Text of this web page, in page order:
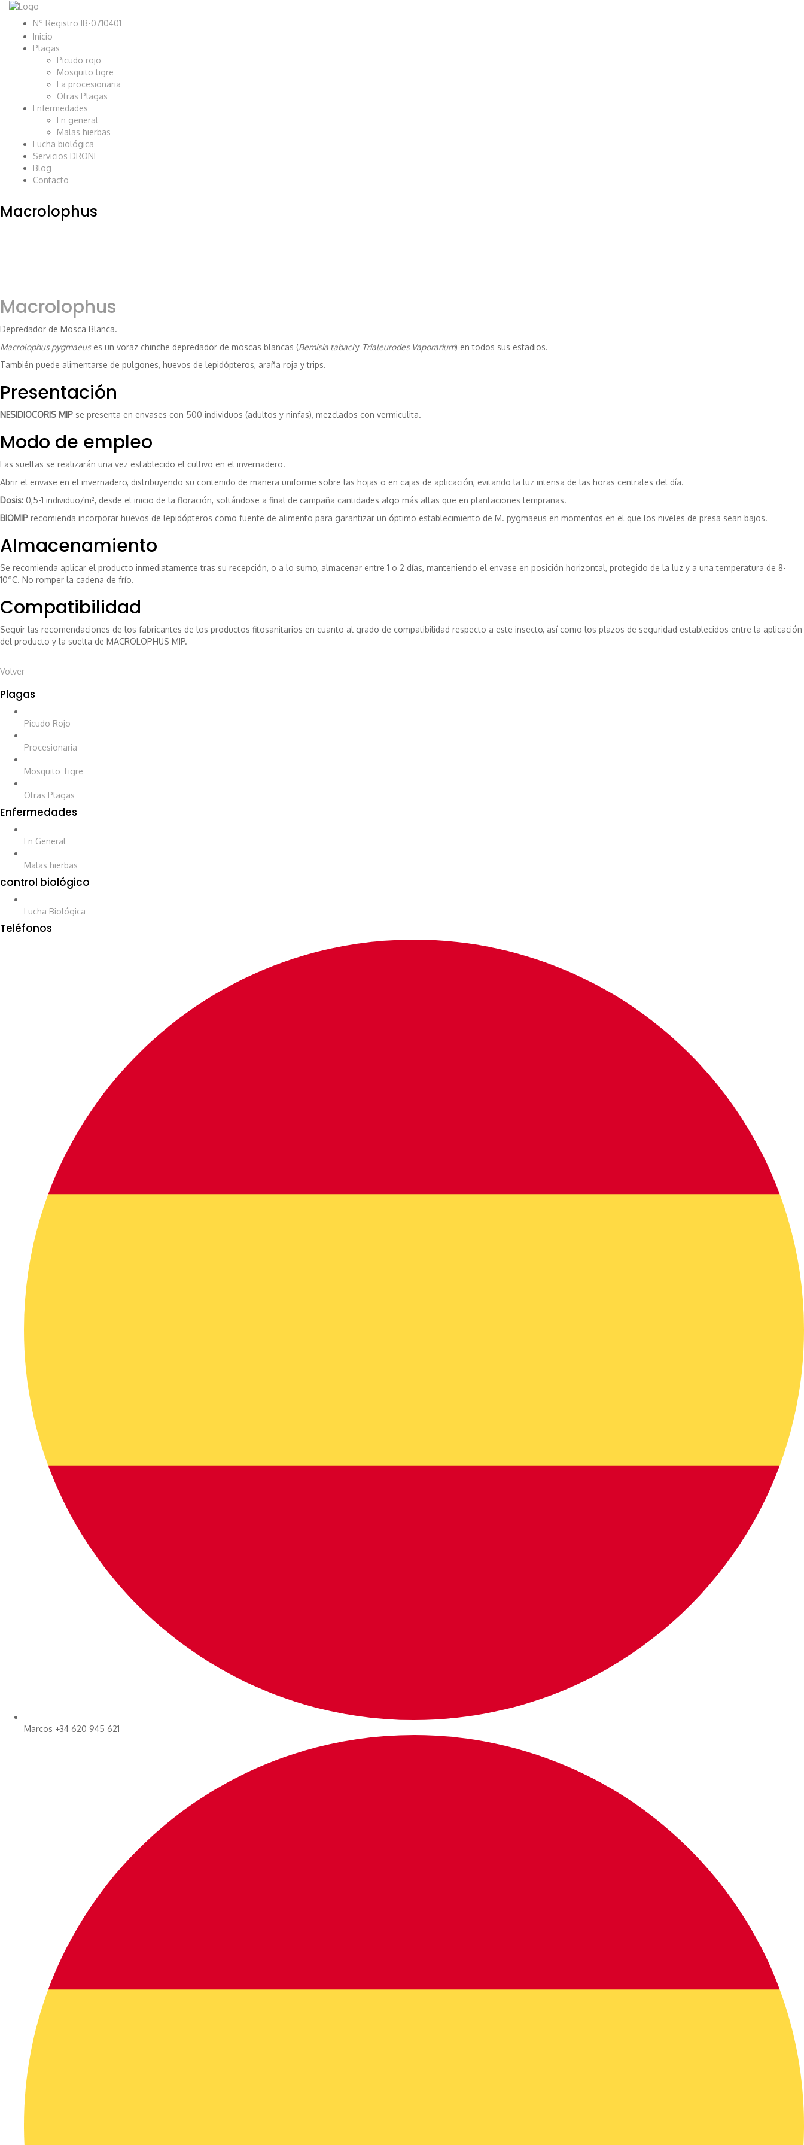
Nº Registro IB-0710401
Inicio
Plagas
Picudo rojo
Mosquito tigre
La procesionaria
Otras Plagas
Enfermedades
En general
Malas hierbas
Lucha biológica
Servicios DRONE
Blog
Contacto
Macrolophus
Macrolophus
Depredador de Mosca Blanca.
Macrolophus pygmaeus es un voraz chinche depredador de moscas blancas (Bemisia tabaciy Trialeurodes Vaporarium) en todos sus estadios.
También puede alimentarse de pulgones, huevos de lepidópteros, araña roja y trips.
Presentación
NESIDIOCORIS MIP se presenta en envases con 500 individuos (adultos y ninfas), mezclados con vermiculita.
Modo de empleo
Las sueltas se realizarán una vez establecido el cultivo en el invernadero.
Abrir el envase en el invernadero, distribuyendo su contenido de manera uniforme sobre las hojas o en cajas de aplicación, evitando la luz intensa de las horas centrales del día.
Dosis: 0,5-1 individuo/m², desde el inicio de la floración, soltándose a final de campaña cantidades algo más altas que en plantaciones tempranas.
BIOMIP recomienda incorporar huevos de lepidópteros como fuente de alimento para garantizar un óptimo establecimiento de M. pygmaeus en momentos en el que los niveles de presa sean bajos.
Almacenamiento
Se recomienda aplicar el producto inmediatamente tras su recepción, o a lo sumo, almacenar entre 1 o 2 días, manteniendo el envase en posición horizontal, protegido de la luz y a una temperatura de 8-
10ºC. No romper la cadena de frío.
Compatibilidad
Seguir las recomendaciones de los fabricantes de los productos fitosanitarios en cuanto al grado de compatibilidad respecto a este insecto, así como los plazos de seguridad establecidos entre la aplicación
del producto y la suelta de MACROLOPHUS MIP.
Volver
Plagas
Picudo Rojo
Procesionaria
Mosquito Tigre
Otras Plagas
Enfermedades
En General
Malas hierbas
control biológico
Lucha Biológica
Teléfonos
Marcos +34 620 945 621